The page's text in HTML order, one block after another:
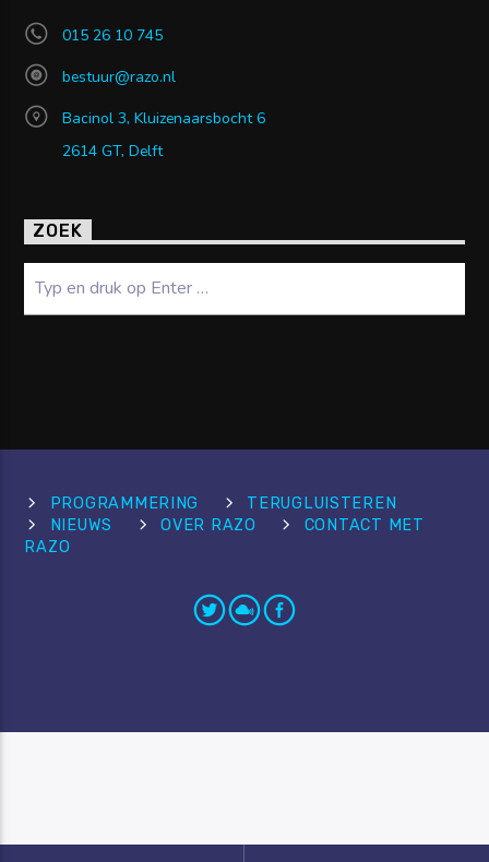
015 26 10 745
bestuur@razo.nl
Bacinol 3, Kluizenaarsbocht 6
2614 GT, Delft
ZOEK
PROGRAMMERING
TERUGLUISTEREN
NIEUWS
OVER RAZO
CONTACT MET
RAZO